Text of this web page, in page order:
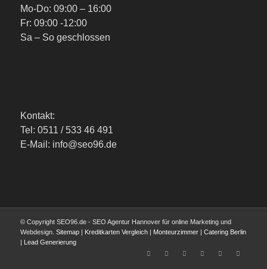
Mo-Do: 09:00 – 16:00
Fr: 09:00 -12:00
Sa – So geschlossen
Kontakt:
Tel: 0511 / 533 46 491
E-Mail: info@seo96.de
© Copyright SEO96.de - SEO Agentur Hannover für online Marketing und
Webdesign. Sitemap| Kreditkarten Vergleich| Monteurzimmer| Catering Berlin
| Lead Generierung